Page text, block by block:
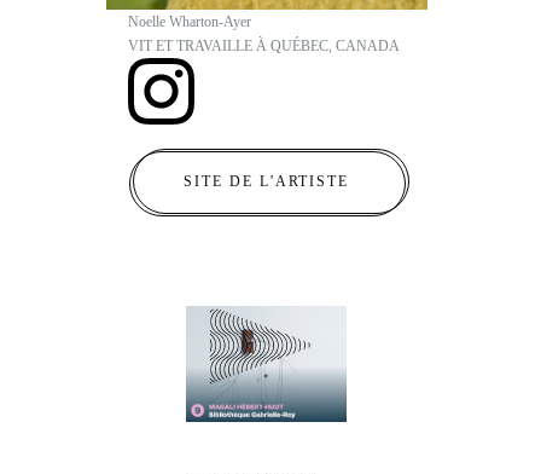
Noelle Wharton-Ayer
VIT ET TRAVAILLE À QUÉBEC, CANADA
SITE DE L'ARTISTE